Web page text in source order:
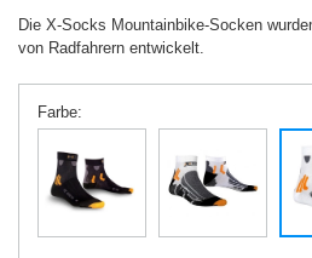
Die X-Socks Mountainbike-Socken
von Radfahrern entwickelt.
Farbe